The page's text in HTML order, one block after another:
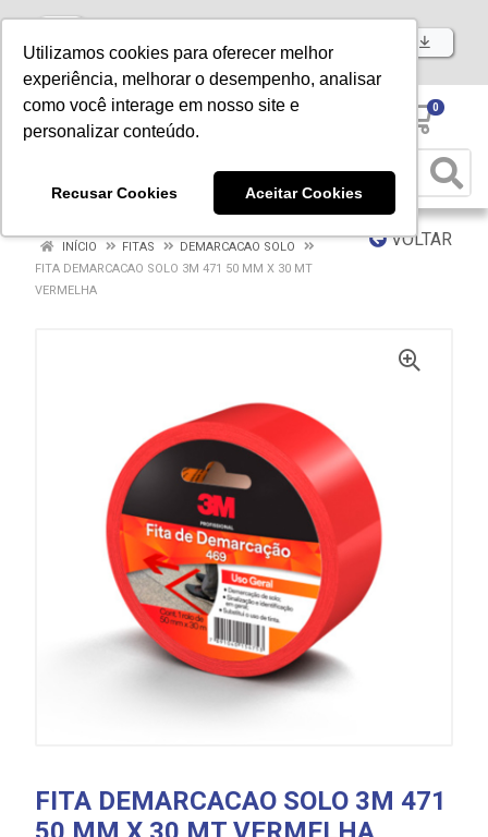
Utilizamos cookies para oferecer melhor
experiência, melhorar o desempenho, analisar
como você interage em nosso site e
personalizar conteúdo.
Recusar Cookies Aceitar Cookies
Baixe já nosso APP
0
VOLTAR
INÍCIO FITAS
DEMARCACAO SOLO
FITA DEMARCACAO SOLO 3M 471 50 MM X 30 MT
VERMELHA
FITA DEMARCACAO SOLO 3M 471